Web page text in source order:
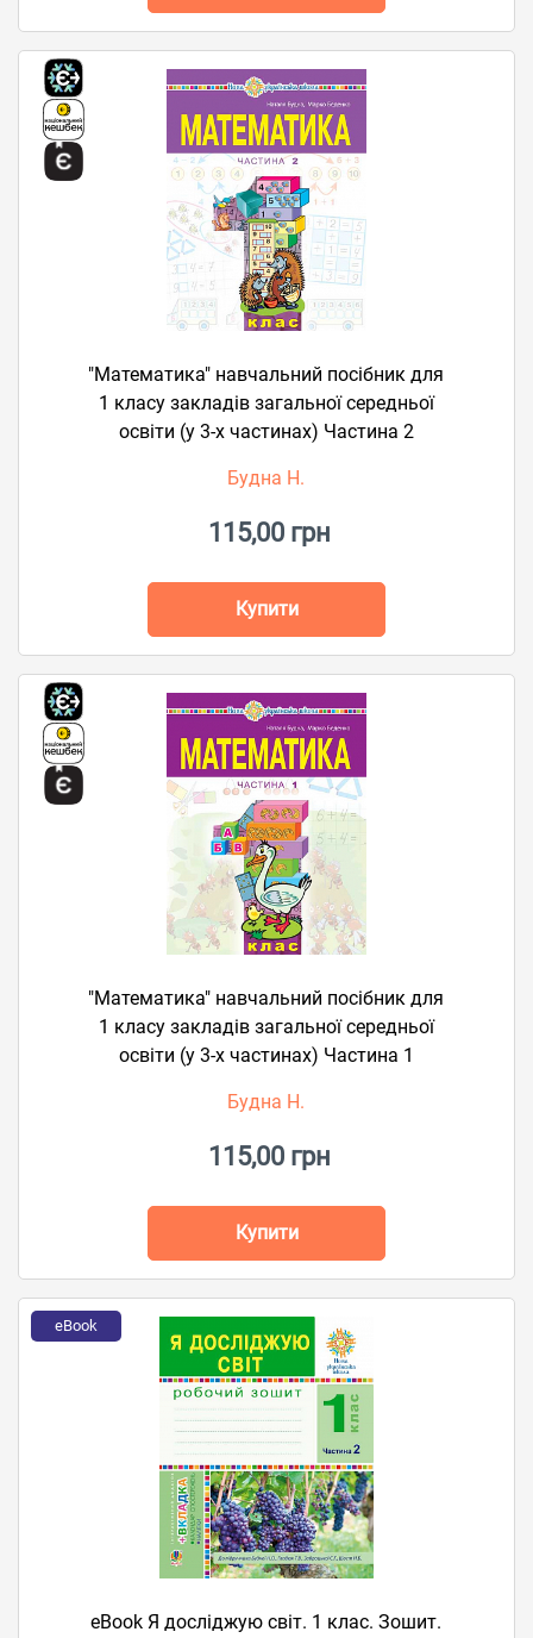
"Математика" навчальний посібник для
1 класу закладів загальної середньої
освіти (у 3-х частинах) Частина 2
Будна Н.
115,00 грн
Купити
"Математика" навчальний посібник для
1 класу закладів загальної середньої
освіти (у 3-х частинах) Частина 1
Будна Н.
115,00 грн
Купити
eBook
eBook Я досліджую світ. 1 клас. Зошит.